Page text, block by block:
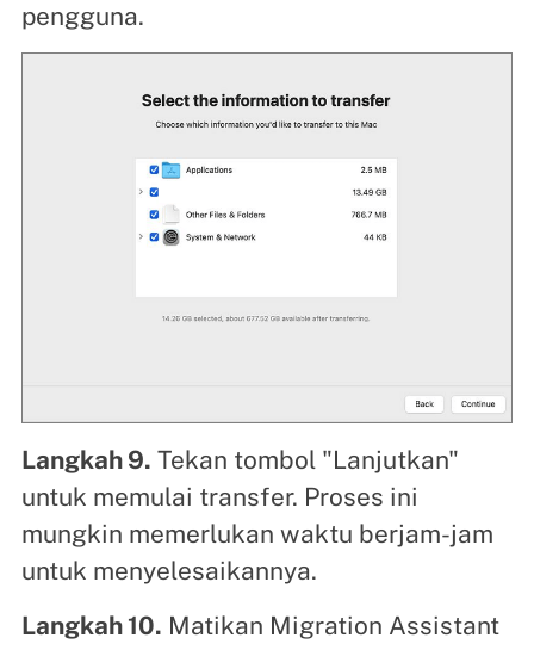
pengguna.
Langkah 9. Tekan tombol "Lanjutkan"
untuk memulai transfer. Proses ini
mungkin memerlukan waktu berjam-jam
untuk menyelesaikannya.
Langkah 10. Matikan Migration Assistant